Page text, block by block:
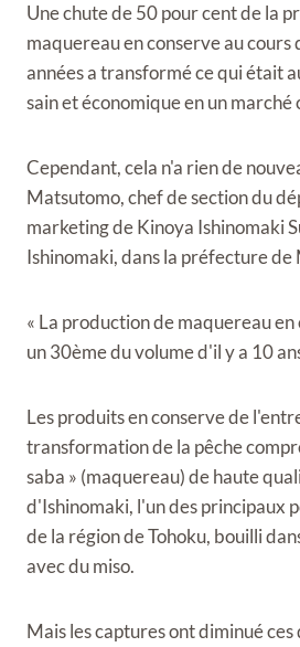
Une chute de 50 pour cent de la
maquereau en conserve au cours
années a transformé ce qui était
sain et économique en un marché
Cependant, cela n'a rien de
Matsutomo, chef de section du
marketing de Kinoya Ishinomaki
Ishinomaki, dans la préfecture de
« La production de maquereau
un 30ème du volume d'il y a 10
Les produits en conserve de
transformation de la pêche
saba » (maquereau) de haute
d'Ishinomaki, l'un des principaux
de la région de Tohoku, bouilli
avec du miso.
Mais les captures ont diminué